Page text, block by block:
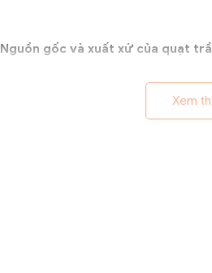
Nguồn gốc và xuất xứ của quạt
quả ở các khu vực nhiệt đới. Ban
từ pin, chúng nhanh chóng phát
Xem